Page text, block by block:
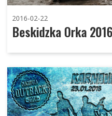
2016-02-22
Beskidzka Orka 2016